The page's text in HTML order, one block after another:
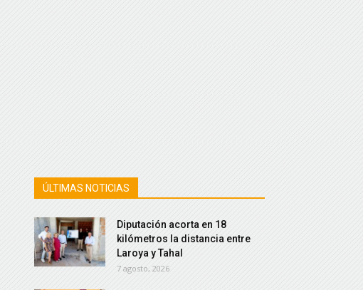
ÚLTIMAS NOTICIAS
Diputación acorta en 18
kilómetros la distancia entre
Laroya y Tahal
7 agosto, 2026